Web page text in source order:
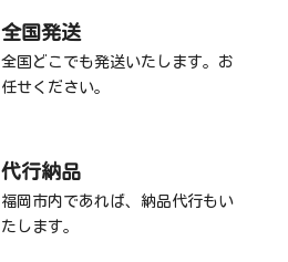
全国発送
全国どこでも発送いたします。お
任せください。
代行納品
福岡市内であれば、納品代行もい
たします。